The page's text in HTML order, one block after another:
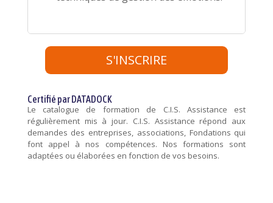
S'INSCRIRE
Certifié par DATADOCK
Le catalogue de formation de C.I.S. Assistance est
régulièrement mis à jour. C.I.S. Assistance répond aux
demandes des entreprises, associations, Fondations qui
font appel à nos compétences. Nos formations sont
adaptées ou élaborées en fonction de vos besoins.